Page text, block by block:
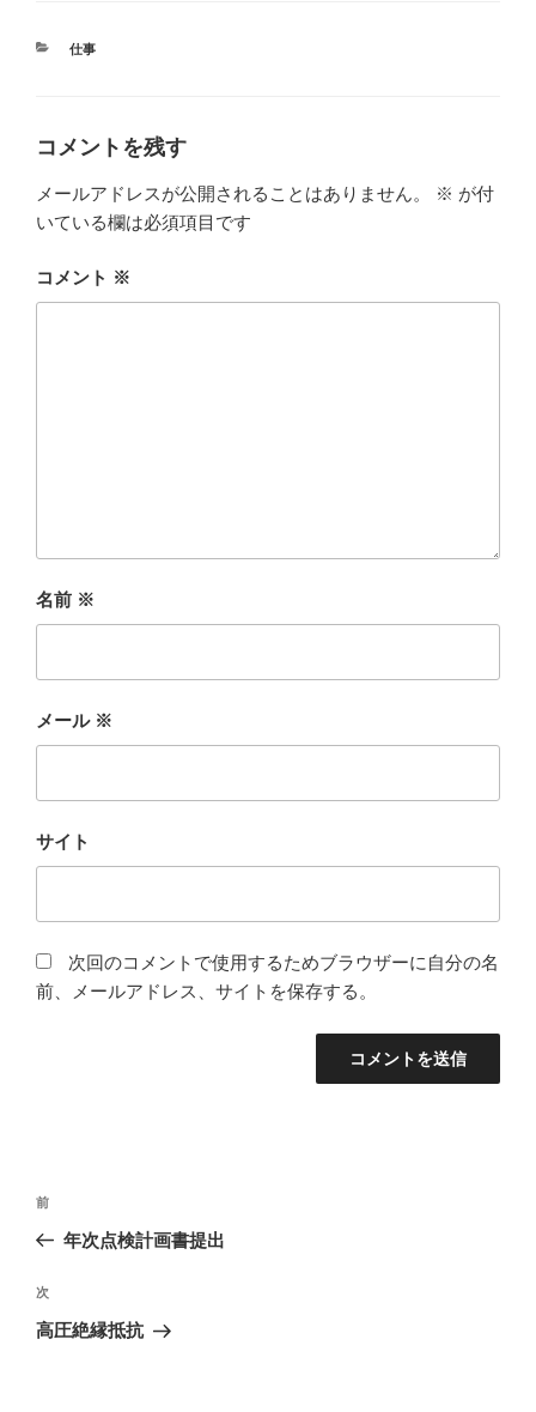
カ
仕事
コメントを残す
メールアドレスが公開されることはありません。 ※ が付
いている欄は必須項目です
コメント ※
名前 ※
メール ※
サイト
次回のコメントで使用するためブラウザーに自分の名
前、メールアドレス、サイトを保存する。
投
ビ
ゲ
前
の
稿
前
年次点検計画書提出
次
の
次
高圧絶縁抵抗